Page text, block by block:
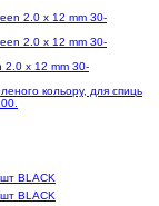
2.0 x 12 mm 30-
кольору, для спиць